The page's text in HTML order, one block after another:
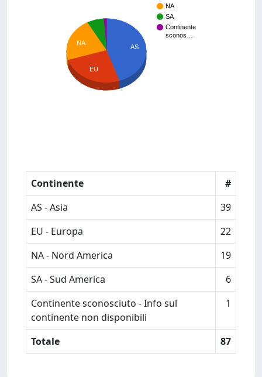
NA
SA
Continente
sconos…
AS
NA
EU
Continente
#
AS - Asia
39
EU - Europa
22
NA - Nord America
19
SA - Sud America
6
Continente sconosciuto - Info sul
continente non disponibili
1
Totale 87